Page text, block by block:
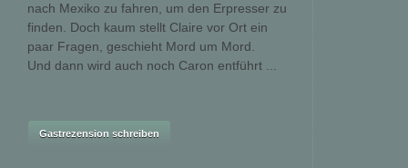
nach Mexiko zu fahren, um den Erpresser zu
finden. Doch kaum stellt Claire vor Ort ein
paar Fragen, geschieht Mord um Mord.
Und dann wird auch noch Caron entführt ...